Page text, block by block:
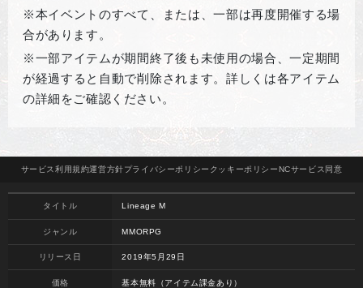
※本イベントのすべて、または、一部は再度開催する場
合があります。
※一部アイテムが期間終了後も未使用の場合、一定期間
が経過すると自動で削除されます。詳しくは各アイテム
の詳細をご確認ください。
サービス 利用規約運営方針プライバシーポリシー クッキーポリシーNCサービス 同意
タイトル Lineage M
ジャンル MMORPG
リリース日 2019年5月29日
価格 基本無料（アイテム課金あり）